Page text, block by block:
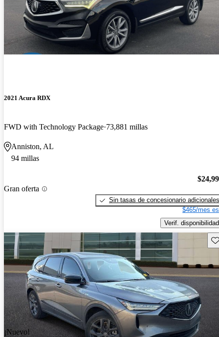
2021 Acura RDX
FWD with Technology Package 73,881 millas
Anniston, AL
94 millas
Gran oferta
Sin tasas de concesionario adicionales
$465/mes
Verif. disponibilidad
¡Nuevo!